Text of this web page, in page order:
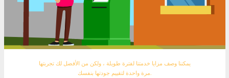
يمكننا وصف مزايا خدمتنا لفترة طويلة ، ولكن من الأفضل لك تجربتها
مرة واحدة لتقييم جودتها بنفسك.